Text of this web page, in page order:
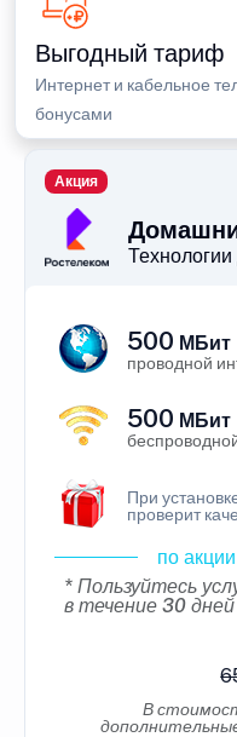
Выгодный тариф
Интернет и кабельное
бонусами
Технологии
Акция
500 МБит
проводной
500 МБит
При
проверит
по
* Пользуйтесь
в течение 30
В